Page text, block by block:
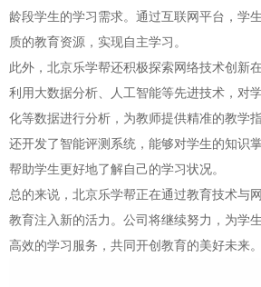
龄段学生的学习需求。通过互联网平台，学
质的教育资源，实现自主学习。
此外，北京乐学帮还积极探索网络技术创新
利用大数据分析、人工智能等先进技术，对
化等数据进行分析，为教师提供精准的教学
还开发了智能评测系统，能够对学生的知识
帮助学生更好地了解自己的学习状况。
总的来说，北京乐学帮正在通过教育技术与
教育注入新的活力。公司将继续努力，为学
高效的学习服务，共同开创教育的美好未来。